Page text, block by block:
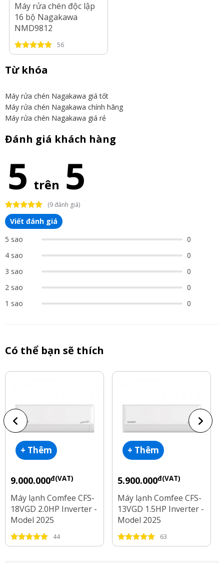
Máy rửa chén độc lập
16 bộ Nagakawa
NMD9812
56
Từ khóa
Máy rửa chén Nagakawa giá tốt
Máy rửa chén Nagakawa chính hãng
Máy rửa chén Nagakawa giá rẻ
Đánh giá khách hàng
5 trên 5
(9 đánh giá)
Viết đánh giá
5 sao
0
4 sao
0
3 sao
0
2 sao
0
1 sao
0
Có thể bạn sẽ thích
+ Thêm
9.000.000đ(VAT)
Máy lạnh Comfee CFS-
18VGD 2.0HP Inverter -
Model 2025
44
+ Thêm
5.900.000đ(VAT)
Máy lạnh Comfee CFS-
13VGD 1.5HP Inverter -
Model 2025
63